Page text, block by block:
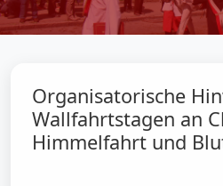
Organisatorische
Wallfahrtstagen an
Himmelfahrt und